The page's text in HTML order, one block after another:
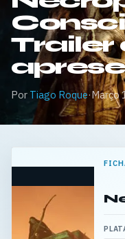
Trailer
Por Tiago Roque·Março